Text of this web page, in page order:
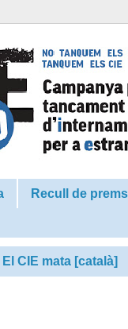
Recull de
El CIE mata [català]